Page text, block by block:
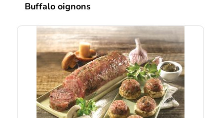
Buffalo oignons